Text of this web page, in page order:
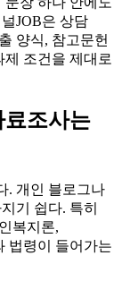
JOB은 상담
양식, 참고문헌
제 조건을 제대로
료조사는
. 개인 블로그나
기 쉽다. 특히
복지론,
법령이 들어가는